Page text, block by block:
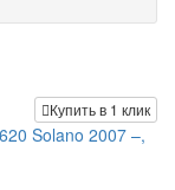
Купить в 1 клик